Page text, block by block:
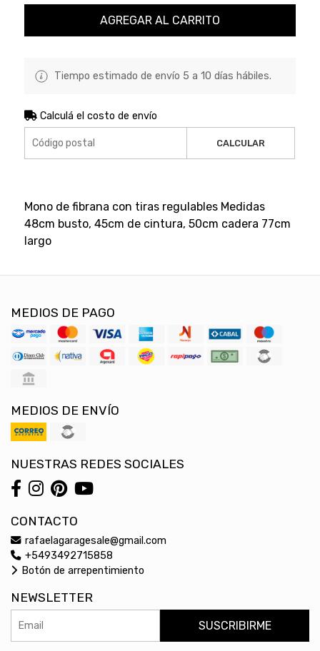
AGREGAR AL CARRITO
Tiempo estimado de envío 5 a 10 días hábiles.
Calculá el costo de envío
CALCULAR
Mono de fibrana con tiras regulables Medidas
48cm busto, 45cm de cintura, 50cm cadera 77cm
largo
MEDIOS DE PAGO
MEDIOS DE ENVÍO
NUESTRAS REDES SOCIALES
CONTACTO
rafaelagaragesale@gmail.com
+5493492715858
Botón de arrepentimiento
NEWSLETTER
SUSCRIBIRME